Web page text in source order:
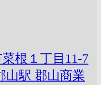
根１丁目11-7
山駅 郡山商業